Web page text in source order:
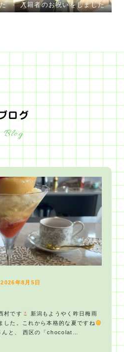
入籍者のお祝いをしました
ログ
Blog
2026年8月5日
村です
新潟もようやく昨日梅雨
した。これから本格的な夏ですね
んと、 西区の「chocolat…